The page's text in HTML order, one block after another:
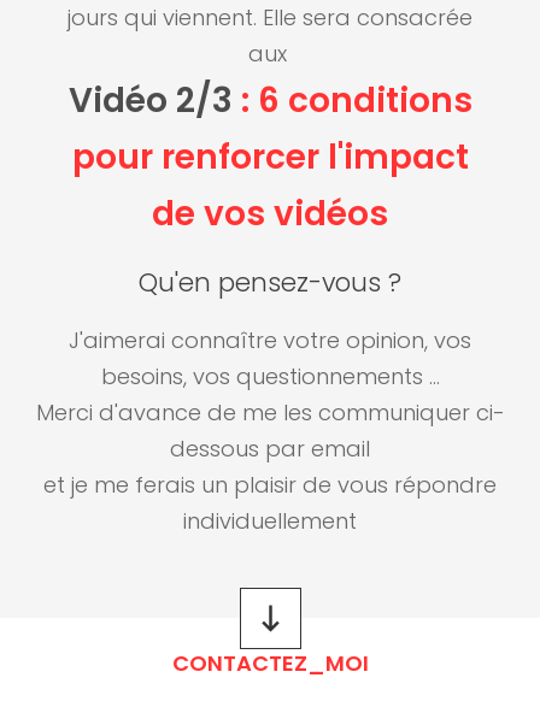
jours qui viennent. Elle sera consacrée
aux
Vidéo 2/3 : 6 conditions
pour renforcer l'impact
de vos vidéos
Qu'en pensez-vous ?
J'aimerai connaître votre opinion, vos
besoins, vos questionnements ...
Merci d'avance de me les communiquer ci-
dessous par email
et je me ferais un plaisir de vous répondre
individuellement
CONTACTEZ_MOI